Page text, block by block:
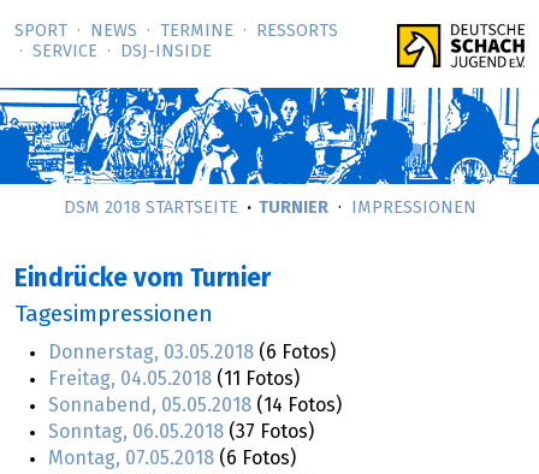
SPORT NEWS TERMINE
RESSORTS
SERVICE
DSJ-­INSIDE
DSM 2018 STARTSEITE TURNIER IMPRESSIONEN
Eindrücke vom Turnier
Tagesimpressionen
Donnerstag, 03.05.2018 (6 Fotos)
Freitag, 04.05.2018 (11 Fotos)
Sonnabend, 05.05.2018 (14 Fotos)
Sonntag, 06.05.2018 (37 Fotos)
Montag, 07.05.2018 (6 Fotos)